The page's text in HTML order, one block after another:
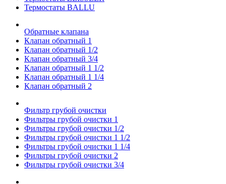
Термостаты BALLU
Обратные клапана
Клапан обратный 1
Клапан обратный 1/2
Клапан обратный 3/4
Клапан обратный 1 1/2
Клапан обратный 1 1/4
Клапан обратный 2
Фильтр грубой очистки
Фильтры грубой очистки 1
Фильтры грубой очистки 1/2
Фильтры грубой очистки 1 1/2
Фильтры грубой очистки 1 1/4
Фильтры грубой очистки 2
Фильтры грубой очистки 3/4